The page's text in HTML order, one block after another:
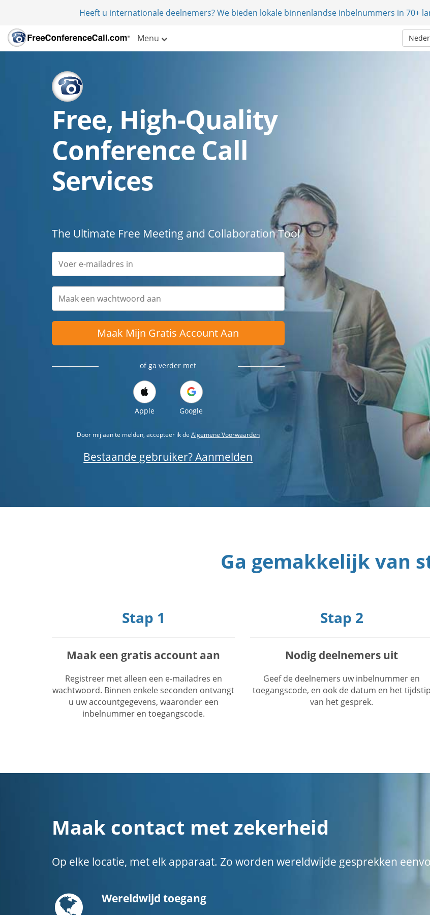
Heeft u internationale deelnemers? We bieden lokale binnenlandse inbelnummers in 70+
Menu
Free, High-Quality
Conference Call
Services
The Ultimate Free Meeting and Collaboration Tool
Maak Mijn Gratis Account Aan
of ga verder met
Apple Google
Door mij aan te melden, accepteer ik de Algemene Voorwaarden
Bestaande gebruiker? Aanmelden
Ga gemakkelijk van
Stap 1
Maak een gratis account aan
Registreer met alleen een e-mailadres en
wachtwoord. Binnen enkele seconden ontvangt
u uw accountgegevens, waaronder een
inbelnummer en toegangscode.
Stap 2
Nodig deelnemers uit
Geef de deelnemers uw inbelnummer en
toegangscode, en ook de datum en het tijdstip
van het gesprek.
Maak contact met zekerheid
Op elke locatie, met elk apparaat. Zo worden wereldwijde gesprekken
GlobeWereldwijd toegang